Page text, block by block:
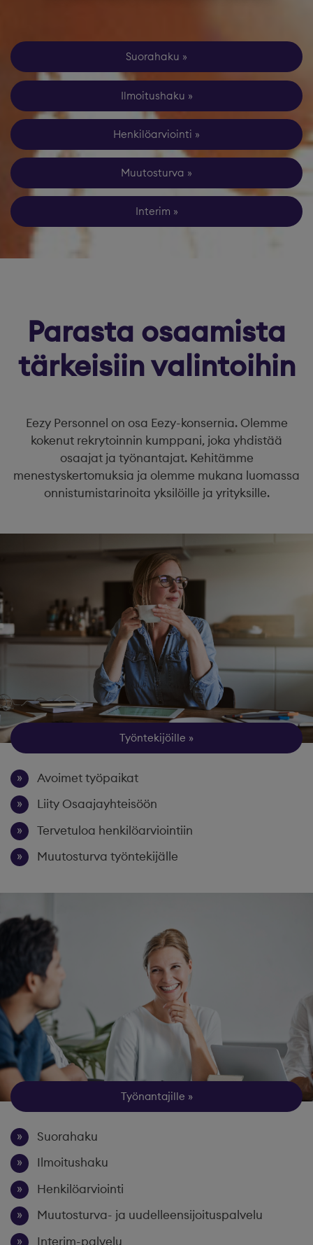
Suorahaku
Ilmoitushaku
Henkilöarviointi
Muutosturva
Interim
Parasta osaamista
tärkeisiin valintoihin
Eezy Personnel on osa Eezy-konsernia. Olemme
kokenut rekrytoinnin kumppani, joka yhdistää
osaajat ja työnantajat. Kehitämme
menestyskertomuksia ja olemme mukana luomassa
onnistumistarinoita yksilöille ja yrityksille.
Työntekijöille
Avoimet työpaikat
Liity Osaajayhteisöön
Tervetuloa henkilöarviointiin
Muutosturva työntekijälle
Työnantajille
Suorahaku
Ilmoitushaku
Henkilöarviointi
Muutosturva- ja uudelleensijoituspalvelu
Interim-palvelu